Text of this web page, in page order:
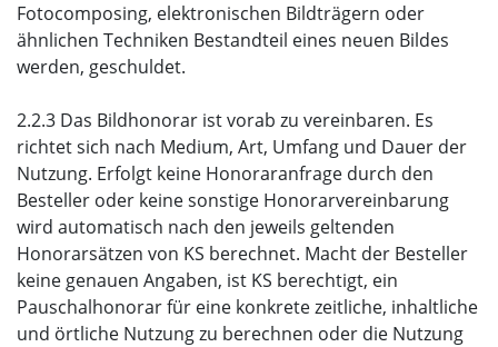
Fotocomposing, elektronischen Bildträgern oder
ähnlichen Techniken Bestandteil eines neuen Bildes
werden, geschuldet.
2.2.3 Das Bildhonorar ist vorab zu vereinbaren. Es
richtet sich nach Medium, Art, Umfang und Dauer der
Nutzung. Erfolgt keine Honoraranfrage durch den
Besteller oder keine sonstige Honorarvereinbarung
wird automatisch nach den jeweils geltenden
Honorarsätzen von KS berechnet. Macht der Besteller
keine genauen Angaben, ist KS berechtigt, ein
Pauschalhonorar für eine konkrete zeitliche, inhaltliche
und örtliche Nutzung zu berechnen oder die Nutzung